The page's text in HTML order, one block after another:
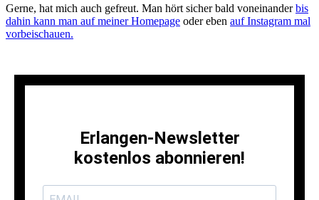
Gerne, hat mich auch gefreut. Man hört sicher bald voneinanderbis
dahin kann man auf meiner Homepage oder eben auf Instagram mal
vorbeischauen.
Erlangen-Newsletter
kostenlos abonnieren!